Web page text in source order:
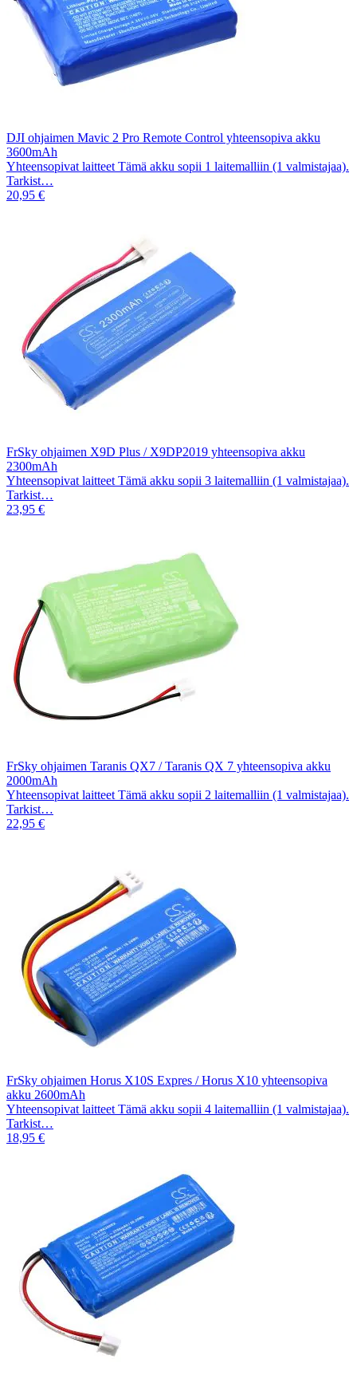
DJI ohjaimen Mavic 2 Pro Remote Control yhteensopiva akku
3600mAh
Yhteensopivat laitteet Tämä akku sopii 1 laitemalliin (1 valmistajaa).
Tarkist…
20,95 €
FrSky ohjaimen X9D Plus / X9DP2019 yhteensopiva akku
2300mAh
Yhteensopivat laitteet Tämä akku sopii 3 laitemalliin (1 valmistajaa).
Tarkist…
23,95 €
FrSky ohjaimen Taranis QX7 / Taranis QX 7 yhteensopiva akku
2000mAh
Yhteensopivat laitteet Tämä akku sopii 2 laitemalliin (1 valmistajaa).
Tarkist…
22,95 €
FrSky ohjaimen Horus X10S Expres / Horus X10 yhteensopiva
akku 2600mAh
Yhteensopivat laitteet Tämä akku sopii 4 laitemalliin (1 valmistajaa).
Tarkist…
18,95 €